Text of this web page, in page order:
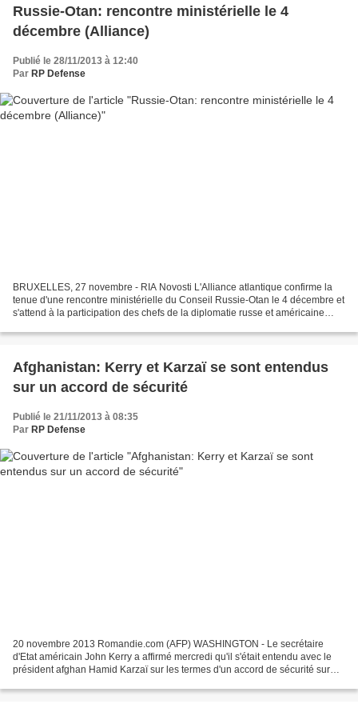
Russie-Otan: rencontre ministérielle le 4
décembre (Alliance)
Publié le 28/11/2013 à 12:40
Par RP Defense
BRUXELLES, 27 novembre - RIA Novosti L'Alliance atlantique confirme la
tenue d'une rencontre ministérielle du Conseil Russie-Otan le 4 décembre et
s'attend à la participation des chefs de la diplomatie russe et américaine
Afghanistan: Kerry et Karzaï se sont entendus
sur un accord de sécurité
Publié le 21/11/2013 à 08:35
Par RP Defense
20 novembre 2013 Romandie.com (AFP) WASHINGTON - Le secrétaire
d'Etat américain John Kerry a affirmé mercredi qu'il s'était entendu avec le
président afghan Hamid Karzaï sur les termes d'un accord de sécurité sur